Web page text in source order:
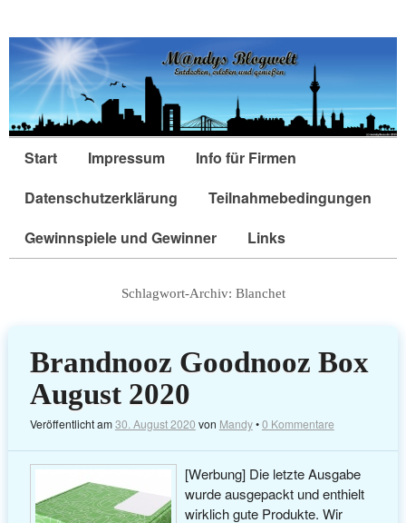
Start Impressum
Info für Firmen
Datenschutzerklärung
Teilnahmebedingungen
Gewinnspiele und Gewinner
Links
Schlagwort-Archiv: Blanchet
Brandnooz Goodnooz Box
August 2020
Veröffentlicht am30. August 2020 von Mandy•0 Kommentare
[Werbung] Die letzte Ausgabe
wurde ausgepackt und enthielt
wirklich gute Produkte. Wir